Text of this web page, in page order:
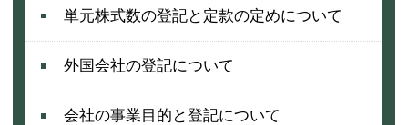
単元株式数の登記と定款の定めについて
外国会社の登記について
会社の事業目的と登記について